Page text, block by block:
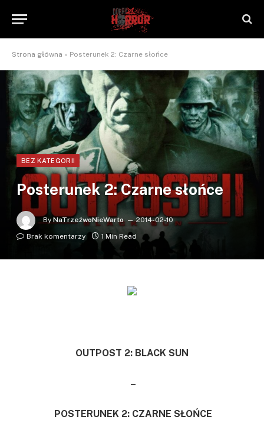
Strona główna » Posterunek 2: Czarne słońce
BEZ KATEGORII
Posterunek 2: Czarne słońce
By NaTrzeźwoNieWarto
2014-02-10
Brak komentarzy
1 Min Read
OUTPOST 2: BLACK SUN
–
POSTERUNEK 2: CZARNE SŁOŃCE